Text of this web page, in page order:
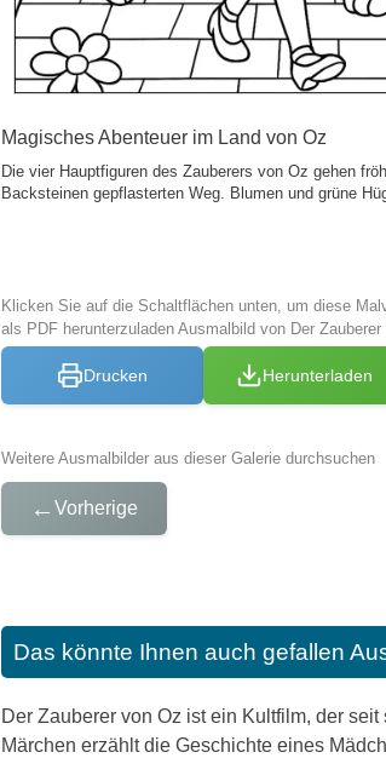
Magisches Abenteuer im Land von Oz
Die vier Hauptfiguren des Zauberers von Oz gehen
Backsteinen gepflasterten Weg. Blumen und grüne
Klicken Sie auf die Schaltflächen unten, um diese
als PDF herunterzuladen Ausmalbild von Der
Drucken Herunterladen
Weitere Ausmalbilder aus dieser Galerie durchsuchen
← Vorherige
Das könnte Ihnen auch gefallen
Der Zauberer von Oz ist ein Kultfilm, der
Märchen erzählt die Geschichte eines